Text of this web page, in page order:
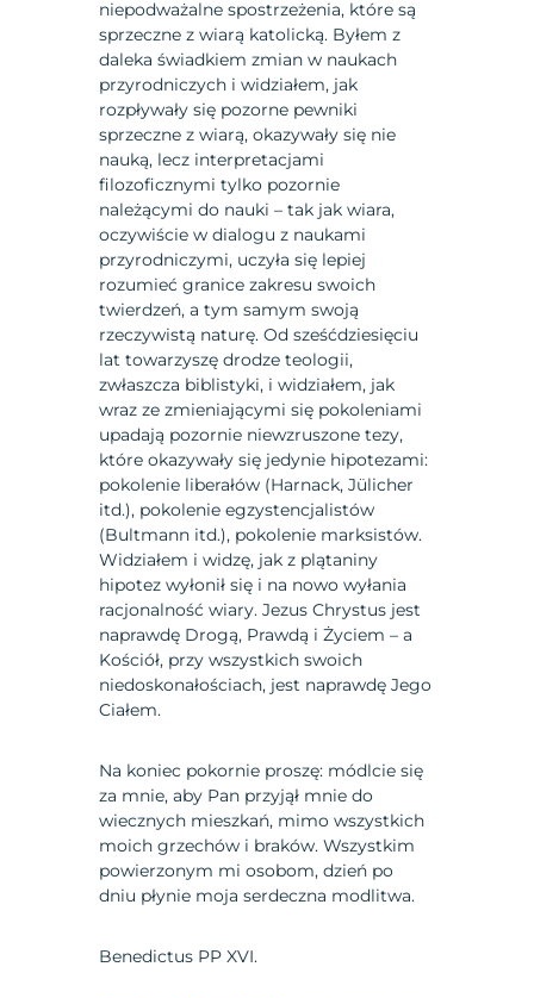
niepodważalne spostrzeżenia, które są
sprzeczne z wiarą katolicką. Byłem z
daleka świadkiem zmian w naukach
przyrodniczych i widziałem, jak
rozpływały się pozorne pewniki
sprzeczne z wiarą, okazywały się nie
nauką, lecz interpretacjami
filozoficznymi tylko pozornie
należącymi do nauki – tak jak wiara,
oczywiście w dialogu z naukami
przyrodniczymi, uczyła się lepiej
rozumieć granice zakresu swoich
twierdzeń, a tym samym swoją
rzeczywistą naturę. Od sześćdziesięciu
lat towarzyszę drodze teologii,
zwłaszcza biblistyki, i widziałem, jak
wraz ze zmieniającymi się pokoleniami
upadają pozornie niewzruszone tezy,
które okazywały się jedynie hipotezami:
pokolenie liberałów (Harnack, Jülicher
itd.), pokolenie egzystencjalistów
(Bultmann itd.), pokolenie marksistów.
Widziałem i widzę, jak z plątaniny
hipotez wyłonił się i na nowo wyłania
racjonalność wiary. Jezus Chrystus jest
naprawdę Drogą, Prawdą i Życiem – a
Kościół, przy wszystkich swoich
niedoskonałościach, jest naprawdę Jego
Ciałem.
Na koniec pokornie proszę: módlcie się
za mnie, aby Pan przyjął mnie do
wiecznych mieszkań, mimo wszystkich
moich grzechów i braków. Wszystkim
powierzonym mi osobom, dzień po
dniu płynie moja serdeczna modlitwa.
Benedictus PP XVI.